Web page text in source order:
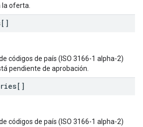
oferta.
códigos de país (ISO 3166-1 alpha-2)
pendiente de aprobación.
códigos de país (ISO 3166-1 alpha-2)